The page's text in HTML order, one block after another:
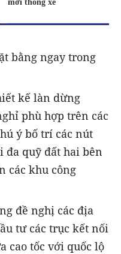
mới thông xe
bằng ngay trong
kế làn dừng
phù hợp trên các
ý bố trí các nút
đa quỹ đất hai bên
các khu công
đề nghị các địa
tư các trục kết nối
cao tốc với quốc lộ